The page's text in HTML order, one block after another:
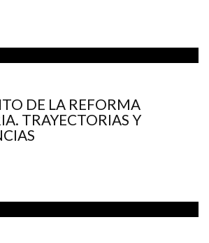
DE LA REFORMA
TRAYECTORIAS Y